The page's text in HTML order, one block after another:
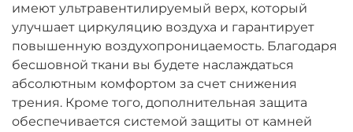
имеют ультравентилируемый верх, который
улучшает циркуляцию воздуха и гарантирует
повышенную воздухопроницаемость. Благодаря
бесшовной ткани вы будете наслаждаться
абсолютным комфортом за счет снижения
трения. Кроме того, дополнительная защита
обеспечивается системой защиты от камней